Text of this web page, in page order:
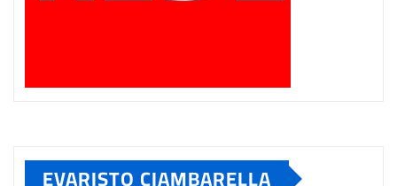
EVARISTO CIAMBARELLA